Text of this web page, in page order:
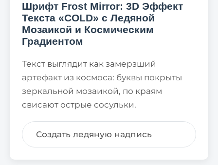
Шрифт Frost Mirror: 3D Эффект
Текста «COLD» с Ледяной
Мозаикой и Космическим
Градиентом
Текст выглядит как замерзший
артефакт из космоса: буквы покрыты
зеркальной мозаикой, по краям
свисают острые сосульки.
Создать ледяную надпись